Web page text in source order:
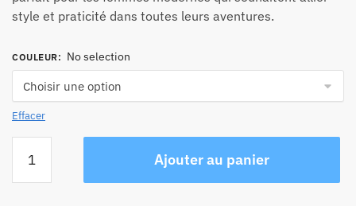
style et praticité dans toutes leurs aventures.
COULEUR: No selection
Effacer
Sac
Ajouter au panier